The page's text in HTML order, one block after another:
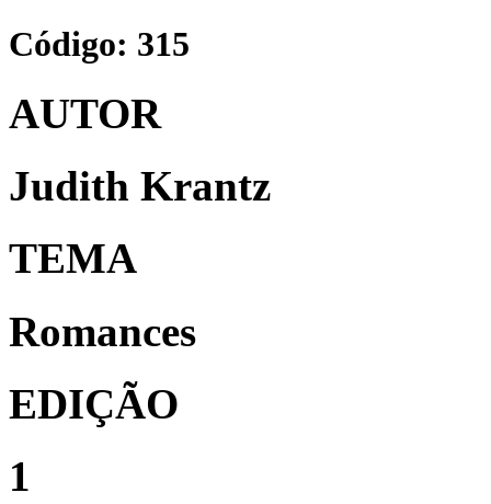
Código: 315
AUTOR
Judith Krantz
TEMA
Romances
EDIÇÃO
1